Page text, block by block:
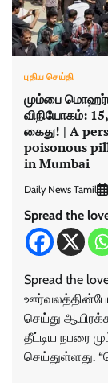
புதிய செய்தி
மும்பை
விநியோகம்:
கைது! | A
poisonous
in Mumbai
Daily News Tamil
Spread the
Spread the
செய்து
தீட்டிய நபரை
செய்துள்ளது.